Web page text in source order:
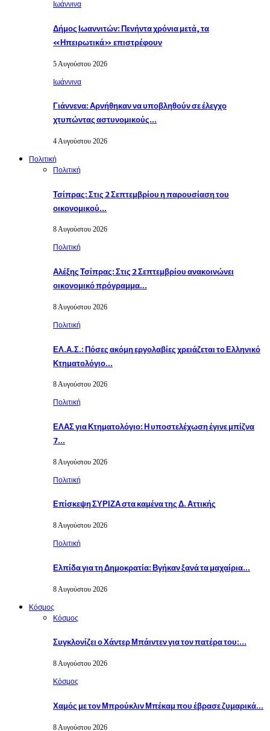
Ιωάννινα
Δήμος Ιωαννιτών: Πενήντα χρόνια μετά, τα
«Ηπειρωτικά» επιστρέφουν
5 Αυγούστου 2026
Ιωάννινα
Γιάννενα: Αρνήθηκαν να υποβληθούν σε έλεγχο
χτυπώντας αστυνομικούς…
4 Αυγούστου 2026
Πολιτική
Πολιτική
Τσίπρας: Στις 2 Σεπτεμβρίου η παρουσίαση του
οικονομικού…
8 Αυγούστου 2026
Πολιτική
Αλέξης Τσίπρας: Στις 2 Σεπτεμβρίου ανακοινώνει
οικονομικό πρόγραμμα…
8 Αυγούστου 2026
Πολιτική
ΕΛ.Α.Σ.: Πόσες ακόμη εργολαβίες χρειάζεται το Ελληνικό
Κτηματολόγιο…
8 Αυγούστου 2026
Πολιτική
ΕΛΑΣ για Κτηματολόγιο: Η υποστελέχωση έγινε μπίζνα
7…
8 Αυγούστου 2026
Πολιτική
Επίσκεψη ΣΥΡΙΖΑ στα καμένα της Δ. Αττικής
8 Αυγούστου 2026
Πολιτική
Ελπίδα για τη Δημοκρατία: Βγήκαν ξανά τα μαχαίρια…
8 Αυγούστου 2026
Κόσμος
Κόσμος
Συγκλονίζει ο Χάντερ Μπάιντεν για τον πατέρα του:…
8 Αυγούστου 2026
Κόσμος
Χαμός με τον Μπρούκλιν Μπέκαμ που έβρασε ζυμαρικά…
8 Αυγούστου 2026